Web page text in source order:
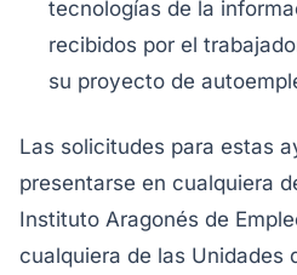
tecnologías de la
recibidos por el
su proyecto de
Las solicitudes para estas
presentarse en cualquiera
Instituto Aragonés de
cualquiera de las Unidades